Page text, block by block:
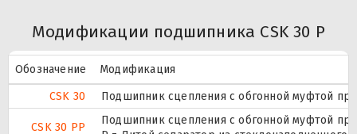
Модификации подшипника CSK 30 P
Обозначение
Модификация
CSK 30
Подшипник сцепления с обгонной муфтой
CSK 30 PP
Подшипник сцепления с обгонной муфтой